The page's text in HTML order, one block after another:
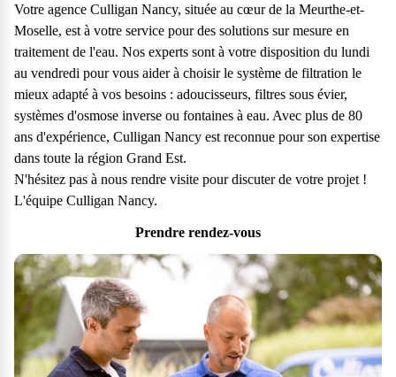
Votre agence Culligan Nancy, située au cœur de la Meurthe-et-
Moselle, est à votre service pour des solutions sur mesure en
traitement de l'eau. Nos experts sont à votre disposition du lundi
au vendredi pour vous aider à choisir le système de filtration le
mieux adapté à vos besoins : adoucisseurs, filtres sous évier,
systèmes d'osmose inverse ou fontaines à eau. Avec plus de 80
ans d'expérience, Culligan Nancy est reconnue pour son expertise
dans toute la région Grand Est.
N'hésitez pas à nous rendre visite pour discuter de votre projet !
L'équipe Culligan Nancy.
Prendre rendez-vous